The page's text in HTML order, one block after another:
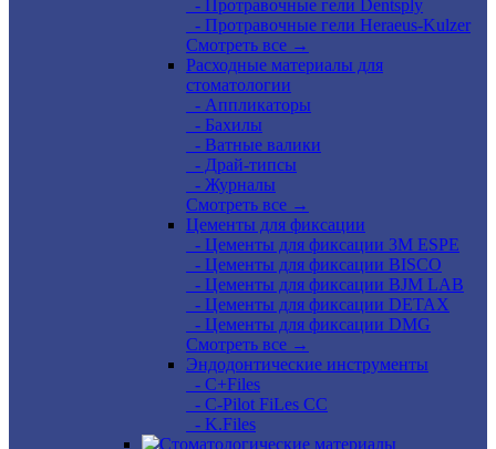
- Протравочные гели Dentsply
- Протравочные гели Heraeus-Kulzer
Смотреть все →
Расходные материалы для
стоматологии
- Аппликаторы
- Бахилы
- Ватные валики
- Драй-типсы
- Журналы
Смотреть все →
Цементы для фиксации
- Цементы для фиксации 3M ESPE
- Цементы для фиксации BISCO
- Цементы для фиксации BJM LAB
- Цементы для фиксации DETAX
- Цементы для фиксации DMG
Смотреть все →
Эндодонтические инструменты
- C+Files
- C-Pilot FiLes CC
- K.Files